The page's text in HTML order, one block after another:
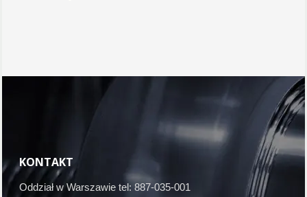
KONTAKT
Oddział w Warszawie tel: 887-035-001